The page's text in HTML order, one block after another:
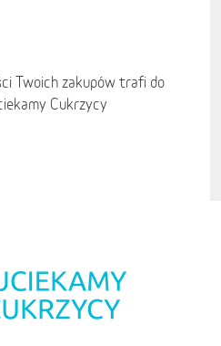
Twoich zakupów trafi do
Cukrzycy